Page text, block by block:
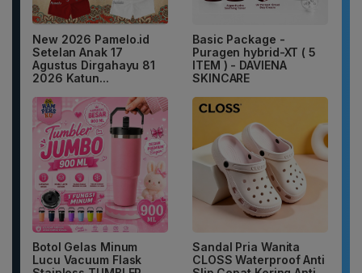
New 2026 Pamelo.id
Setelan Anak 17
Agustus Dirgahayu 81
2026 Katun...
Basic Package -
Puragen hybrid-XT ( 5
ITEM ) - DAVIENA
SKINCARE
Botol Gelas Minum
Lucu Vacuum Flask
Sandal Pria Wanita
CLOSS Waterproof Anti